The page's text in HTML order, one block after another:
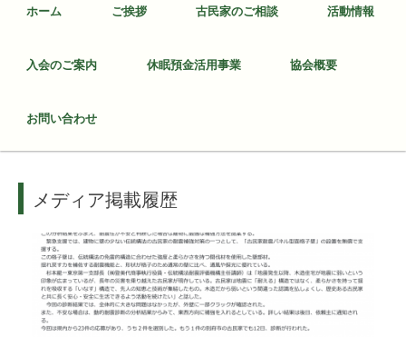
ホーム ご挨拶 古民家のご相談 活動情報
入会のご案内 休眠預金活用事業 協会概要
お問い合わせ
メディア掲載履歴